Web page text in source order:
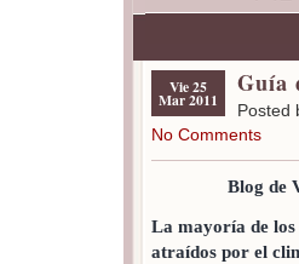
Vie 25
Mar 2011
Guía
Posted
No Comments
Blog de
La mayoría de los
atraídos por el